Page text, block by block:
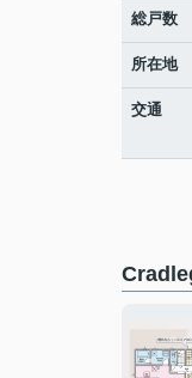
総戸数
所在地
交通